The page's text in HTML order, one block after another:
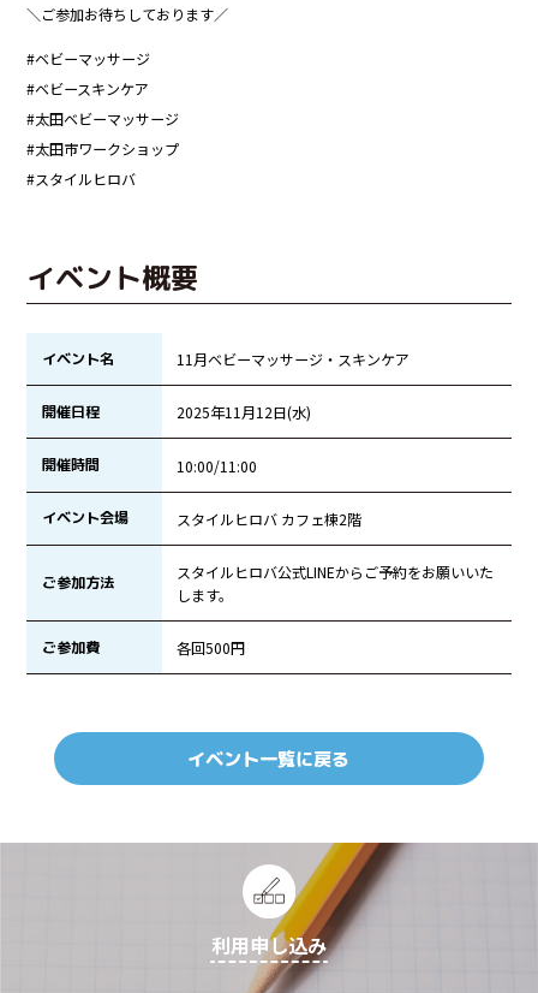
＼ご参加お待ちしております／
#ベビーマッサージ
#ベビースキンケア
#太田ベビーマッサージ
#太田市ワークショップ
#スタイルヒロバ
イベント概要
イベント名 11月ベビーマッサージ・スキンケア
開催日程 2025年11月12日(水)
開催時間 10:00/11:00
イベント会場 スタイルヒロバ カフェ棟2階
ご参加方法
スタイルヒロバ公式LINEからご予約をお願いいた
します。
ご参加費 各回500円
イベント一覧に戻る
利用申し込み